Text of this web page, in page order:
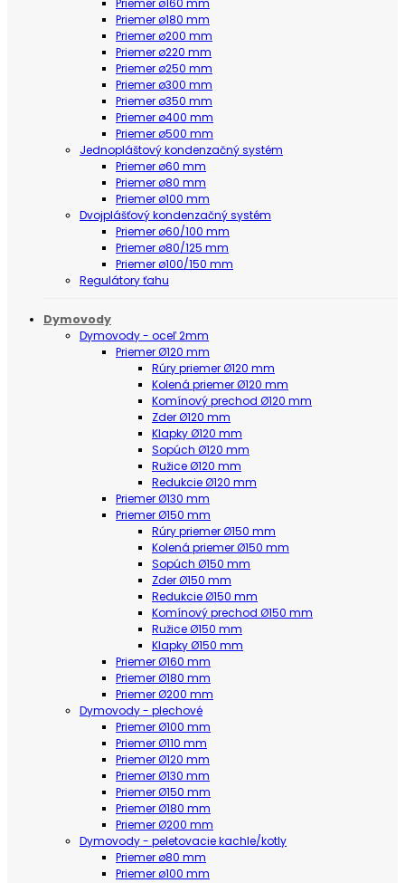
Priemer ø160 mm
Priemer ø180 mm
Priemer ø200 mm
Priemer ø220 mm
Priemer ø250 mm
Priemer ø300 mm
Priemer ø350 mm
Priemer ø400 mm
Priemer ø500 mm
Jednopláštový kondenzačný systém
Priemer ø60 mm
Priemer ø80 mm
Priemer ø100 mm
Dvojplášťový kondenzačný systém
Priemer ø60/100 mm
Priemer ø80/125 mm
Priemer ø100/150 mm
Regulátory ťahu
Dymovody
Dymovody - oceľ 2mm
Priemer Ø120 mm
Rúry priemer Ø120 mm
Kolená priemer Ø120 mm
Komínový prechod Ø120 mm
Zder Ø120 mm
Klapky Ø120 mm
Sopúch Ø120 mm
Ružice Ø120 mm
Redukcie Ø120 mm
Priemer Ø130 mm
Priemer Ø150 mm
Rúry priemer Ø150 mm
Kolená priemer Ø150 mm
Sopúch Ø150 mm
Zder Ø150 mm
Redukcie Ø150 mm
Komínový prechod Ø150 mm
Ružice Ø150 mm
Klapky Ø150 mm
Priemer Ø160 mm
Priemer Ø180 mm
Priemer Ø200 mm
Dymovody - plechové
Priemer Ø100 mm
Priemer Ø110 mm
Priemer Ø120 mm
Priemer Ø130 mm
Priemer Ø150 mm
Priemer Ø180 mm
Priemer Ø200 mm
Dymovody - peletovacie kachle/kotly
Priemer ø80 mm
Priemer ø100 mm